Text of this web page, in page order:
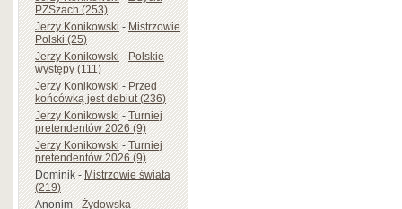
PZSzach (253)
Jerzy Konikowski-Mistrzowie
Polski (25)
Jerzy Konikowski-Polskie
występy (111)
Jerzy Konikowski-Przed
końcówką jest debiut (236)
Jerzy Konikowski-Turniej
pretendentów 2026 (9)
Jerzy Konikowski-Turniej
pretendentów 2026 (9)
Dominik-Mistrzowie świata
(219)
Anonim-Żydowska